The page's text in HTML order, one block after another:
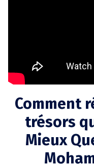
Comment
trésors
Mieux